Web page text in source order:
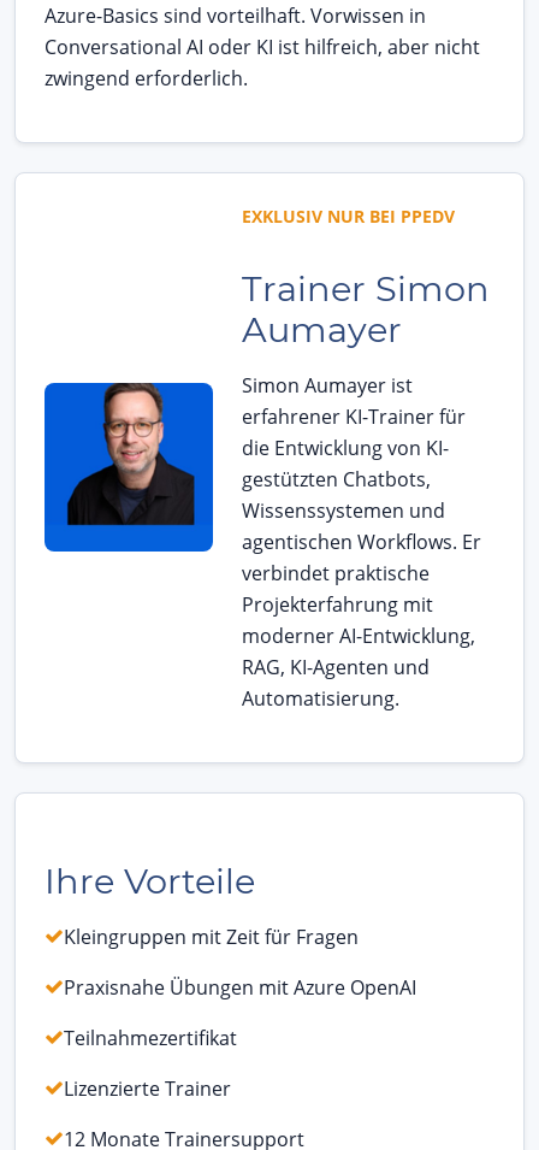
Azure-Basics sind vorteilhaft. Vorwissen in
Conversational AI oder KI ist hilfreich, aber nicht
zwingend erforderlich.
EXKLUSIV NUR BEI PPEDV
Trainer Simon
Aumayer
Simon Aumayer ist
erfahrener KI-Trainer für
die Entwicklung von KI-
gestützten Chatbots,
Wissenssystemen und
agentischen Workflows. Er
verbindet praktische
Projekterfahrung mit
moderner AI-Entwicklung,
RAG, KI-Agenten und
Automatisierung.
Ihre Vorteile
Kleingruppen mit Zeit für Fragen
Praxisnahe Übungen mit Azure OpenAI
Teilnahmezertifikat
Lizenzierte Trainer
12 Monate Trainersupport